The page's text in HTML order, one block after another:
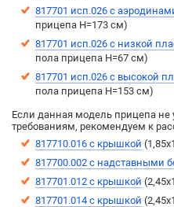
817701 исп.026 с
прицепа H=173 см)
817701 исп.026 с низкой
пола прицепа H=67 см)
817701 исп.026 с высокой
пола прицепа H=153 см)
Если данная модель прицепа не
требованиям, рекомендуем к
817710.016 с крышкой
817700.002 с надставными
817701.012 с крышкой
817701.014 с крышкой